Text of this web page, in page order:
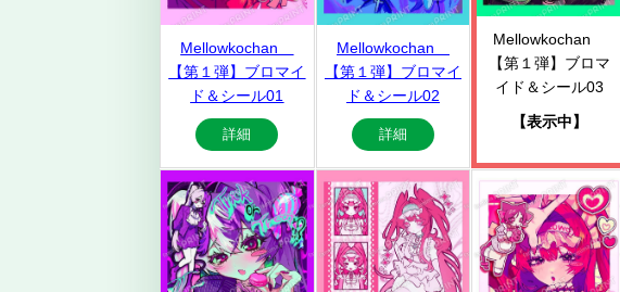
Mellowkochan
【第１弾】ブロマイ
ド＆シール01
詳細
Mellowkochan
【第１弾】ブロマイ
ド＆シール02
詳細
Mellowkochan
【第１弾】ブロマ
イド＆シール03
【表示中】